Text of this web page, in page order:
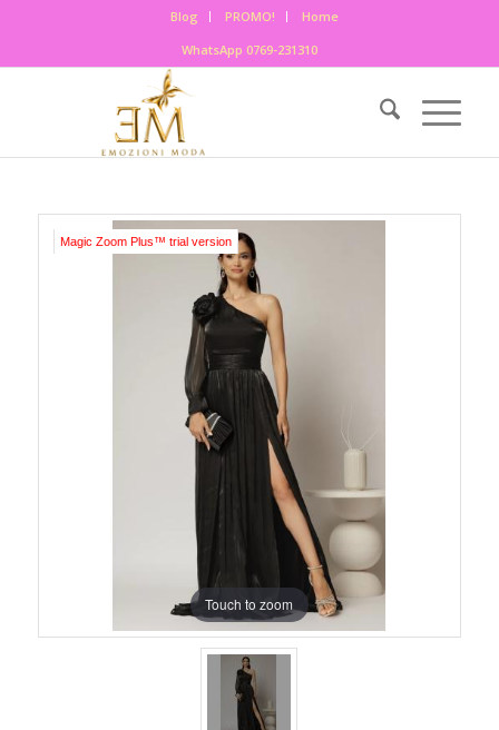
Blog PROMO!
Home
WhatsApp 0769-231310
Magic Zoom Plus™ trial version
Touch to zoom